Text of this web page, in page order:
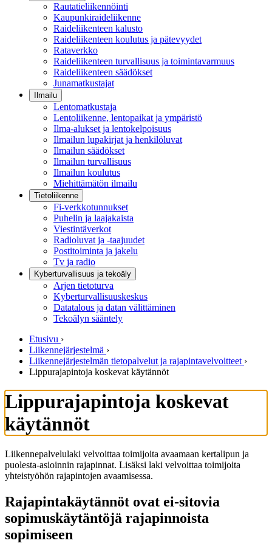
Rautatieliikennöinti
Kaupunkiraideliikenne
Raideliikenteen kalusto
Raideliikenteen koulutus ja pätevyydet
Rataverkko
Raideliikenteen turvallisuus ja toimintavarmuus
Raideliikenteen säädökset
Junamatkustajat
Ilmailu
Lentomatkustaja
Lentoliikenne, lentopaikat ja ympäristö
Ilma-alukset ja lentokelpoisuus
Ilmailun lupakirjat ja henkilöluvat
Ilmailun säädökset
Ilmailun turvallisuus
Ilmailun koulutus
Miehittämätön ilmailu
Tietoliikenne
Fi-verkkotunnukset
Puhelin ja laajakaista
Viestintäverkot
Radioluvat ja -taajuudet
Postitoiminta ja jakelu
Tv ja radio
Kyberturvallisuus ja tekoäly
Arjen tietoturva
Kyberturvallisuuskeskus
Datatalous ja datan välittäminen
Tekoälyn sääntely
Etusivu ›
Liikennejärjestelmä ›
Liikennejärjestelmän tietopalvelut ja rajapintavelvoitteet ›
Lippurajapintoja koskevat käytännöt
Lippurajapintoja koskevat
käytännöt
Liikennepalvelulaki velvoittaa toimijoita avaamaan kertalipun ja
puolesta-asioinnin rajapinnat. Lisäksi laki velvoittaa toimijoita
yhteistyöhön rajapintojen avaamisessa.
Rajapintakäytännöt ovat ei-sitovia
sopimuskäytäntöjä rajapinnoista
sopimiseen